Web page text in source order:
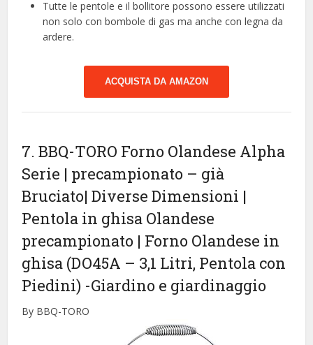
Tutte le pentole e il bollitore possono essere utilizzati
non solo con bombole di gas ma anche con legna da
ardere.
ACQUISTA DA AMAZON
7. BBQ-TORO Forno Olandese Alpha
Serie | precampionato – già
Bruciato| Diverse Dimensioni |
Pentola in ghisa Olandese
precampionato | Forno Olandese in
ghisa (DO45A – 3,1 Litri, Pentola con
Piedini) -Giardino e giardinaggio
By BBQ-TORO